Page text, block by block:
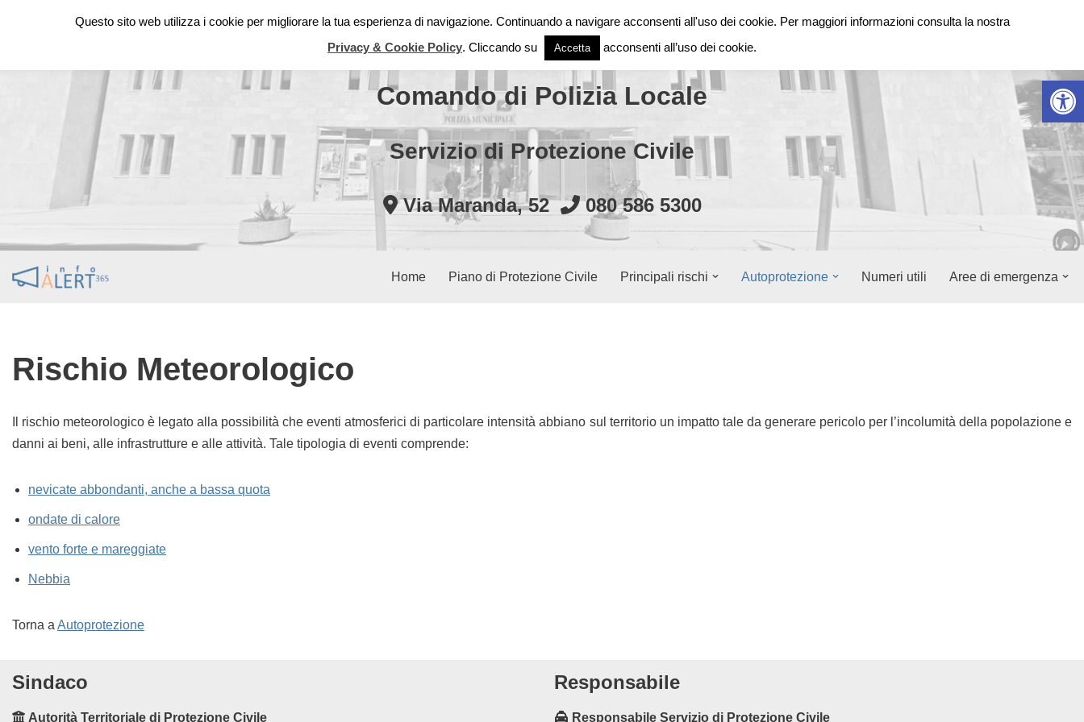
Città di Modugno
Comando di Polizia Locale
Servizio di Protezione Civile
Via Maranda, 52 080 586 5300
Home Piano di Protezione Civile Principali rischi Autoprotezione Numeri utili Aree di emergenza
Rischio Meteorologico
Il rischio meteorologico è legato alla possibilità che eventi atmosferici di particolare intensità abbiano sul territorio un impatto tale da generare pericolo per l’incolumità della popolazione e
danni ai beni, alle infrastrutture e alle attività. Tale tipologia di eventi comprende:
nevicate abbondanti, anche a bassa quota
ondate di calore
vento forte e mareggiate
Nebbia
Torna a Autoprotezione
Sindaco
Autorità Territoriale di Protezione Civile
Responsabile
Responsabile Servizio di Protezione Civile
Questo sito web utilizza i cookie per migliorare la tua esperienza di navigazione. Continuando a navigare acconsenti all'uso dei cookie. Per maggiori informazioni consulta la nostra
Privacy & Cookie Policy. Cliccando su Accetta acconsenti all’uso dei cookie.